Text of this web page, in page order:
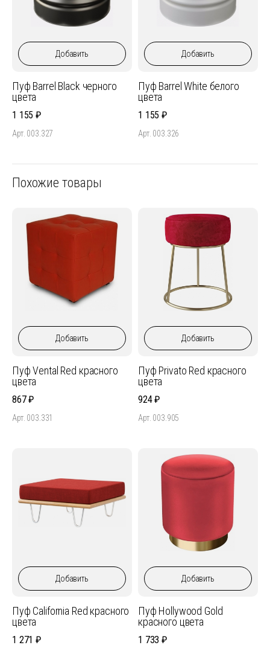
Добавить
Пуф Barrel Black черного
цвета
1 155
Арт. 003.327
Добавить
Пуф Barrel White белого
цвета
1 155
Арт. 003.326
Похожие товары
Добавить
Пуф Vental Red красного
цвета
867
Арт. 003.331
Добавить
Пуф Privato Red красного
цвета
924
Арт. 003.905
Добавить
Пуф California Red красного
цвета
1 271
Добавить
Пуф Hollywood Gold
красного цвета
1 733